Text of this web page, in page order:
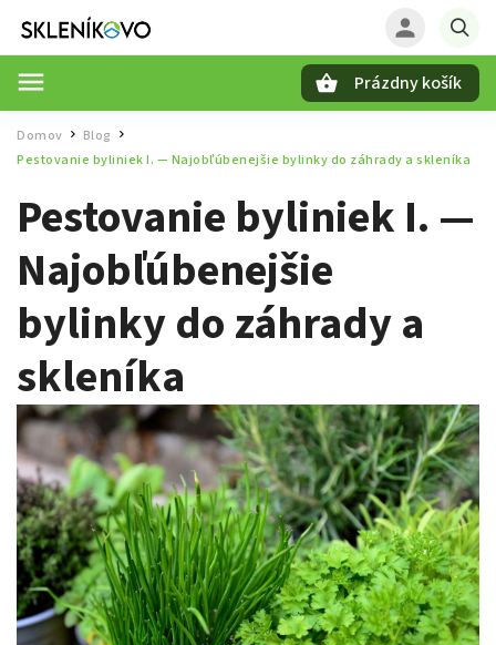
Prázdny košík
Domov Blog
Pestovanie byliniek I. — Najobľúbenejšie bylinky do záhrady a skleníka
Pestovanie byliniek I. —
Najobľúbenejšie
bylinky do záhrady a
skleníka